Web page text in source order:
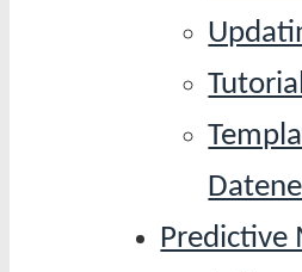
Predictive